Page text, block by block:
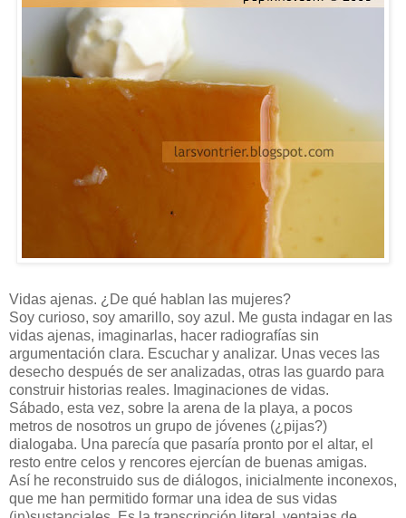
Vidas ajenas. ¿De qué hablan las mujeres?
Soy curioso, soy amarillo, soy azul. Me gusta indagar en las
vidas ajenas, imaginarlas, hacer radiografías sin
argumentación clara. Escuchar y analizar. Unas veces las
desecho después de ser analizadas, otras las guardo para
construir historias reales. Imaginaciones de vidas.
Sábado, esta vez, sobre la arena de la playa, a pocos
metros de nosotros un grupo de jóvenes (¿pijas?)
dialogaba. Una parecía que pasaría pronto por el altar, el
resto entre celos y rencores ejercían de buenas amigas.
Así he reconstruido sus de diálogos, inicialmente inconexos,
que me han permitido formar una idea de sus vidas